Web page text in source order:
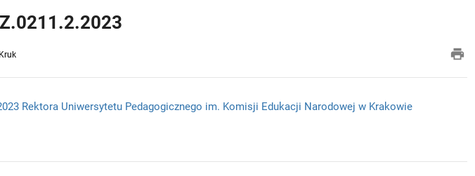
Rektora Uniwersytetu Pedagogicznego im. Komisji Edukacji Narodowej w Krakowie